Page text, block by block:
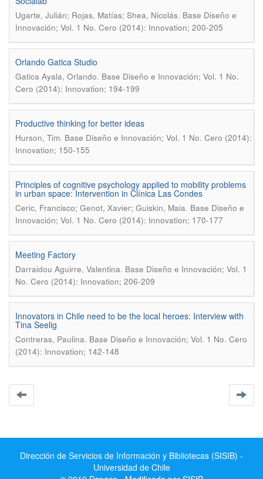
Ugarte, Julián; Rojas, Matías; Shea, Nicolás. Base Diseño e
Innovación; Vol. 1 No. Cero (2014): Innovation; 200-205
Orlando Gatica Studio
Gatica Ayala, Orlando. Base Diseño e Innovación; Vol. 1 No.
Cero (2014): Innovation; 194-199
Productive thinking for better ideas
Hurson, Tim. Base Diseño e Innovación; Vol. 1 No. Cero (2014):
Innovation; 150-155
Principles of cognitive psychology applied to mobility problems
in urban space: Intervention in Clínica Las Condes
Ceric, Francisco; Genot, Xavier; Guiskin, Maia. Base Diseño e
Innovación; Vol. 1 No. Cero (2014): Innovation; 170-177
Meeting Factory
Darraidou Aguirre, Valentina. Base Diseño e Innovación; Vol. 1
No. Cero (2014): Innovation; 206-209
Innovators in Chile need to be the local heroes: Interview with
Tina Seelig
Contreras, Paulina. Base Diseño e Innovación; Vol. 1 No. Cero
(2014): Innovation; 142-148
Dirección de Servicios de Información y Bibliotecas (SISIB) -
Universidad de Chile